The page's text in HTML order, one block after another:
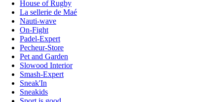
House of Rugby
La sellerie de Maé
Nauti-wave
On-Fight
Padel-Expert
Pecheur-Store
Pet and Garden
Slowood Interior
Smash-Expert
Sneak'In
Sneakids